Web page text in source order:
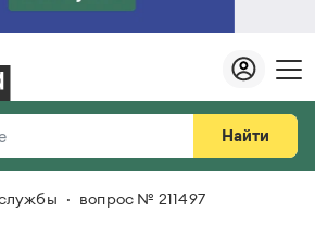
Найти
вопрос № 211497